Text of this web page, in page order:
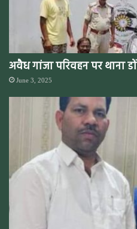
अवैध गांजा परिवहन पर थाना
June 3, 2025